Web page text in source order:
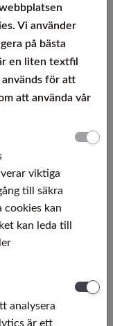
kan
Vi använder
på bästa
en liten textfil
för att
att använda vår
viktiga
till säkra
cookies kan
kan leda till
analysera
är ett